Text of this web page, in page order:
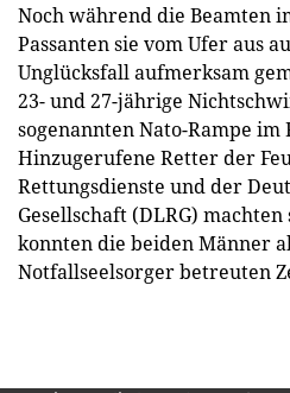
Noch während die Beamten
Passanten sie vom Ufer aus
Unglücksfall aufmerksam
23- und 27-jährige
sogenannten Nato-Rampe
Hinzugerufene Retter der
Rettungsdienste und der
Gesellschaft (DLRG)
konnten die beiden Männer
Notfallseelsorger betreuten